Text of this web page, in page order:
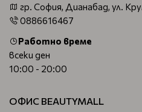
гр. София, Дианабад, ул.
0886616467
Работно време
всеки ден
10:00 - 20:00
ОФИС BEAUTYMALL